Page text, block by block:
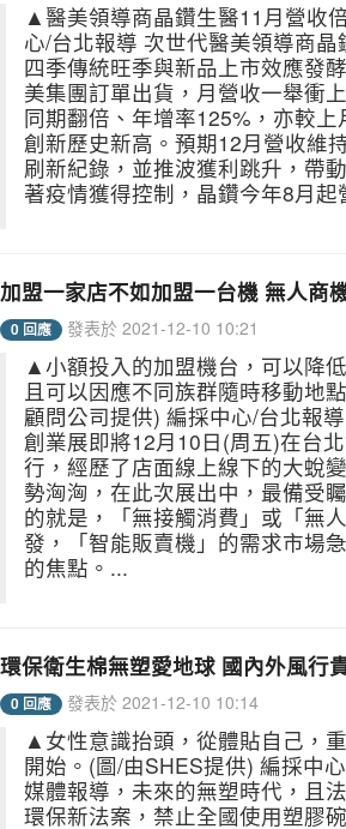
▲醫美領導商晶鑽生醫11月營收
心/台北報導 次世代醫美領導商
四季傳統旺季與新品上市效應發
美集團訂單出貨，月營收一舉衝
同期翻倍、年增率125%，亦較
創新歷史新高。預期12月營收維
刷新紀錄，並推波獲利跳升，帶
著疫情獲得控制，晶鑽今年8月起
加盟一家店不如加盟一台機 無人商
0 回應 發表於 2021-12-10 10:21
▲小額投入的加盟機台，可以降
且可以因應不同族群隨時移動地
顧問公司提供) 編採中心/台北報
創業展即將12月10日(周五)在台
行，經歷了店面線上線下的大蛻
勢洶洶，在此次展出中，最備受
的就是，「無接觸消費」或「無
發，「智能販賣機」的需求市場
的焦點。...
環保衛生棉無塑愛地球 國內外風行
0 回應 發表於 2021-12-10 10:14
▲女性意識抬頭，從體貼自己，
開始。(圖/由SHES提供) 編採中
媒體報導，未來的無塑時代，且
環保新法案，禁止全國使用塑膠